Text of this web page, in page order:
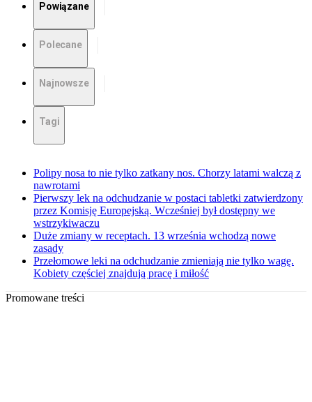
Powiązane
Polecane
Najnowsze
Tagi
Polipy nosa to nie tylko zatkany nos. Chorzy latami walczą z
nawrotami
Pierwszy lek na odchudzanie w postaci tabletki zatwierdzony
przez Komisję Europejską. Wcześniej był dostępny we
wstrzykiwaczu
Duże zmiany w receptach. 13 września wchodzą nowe
zasady
Przełomowe leki na odchudzanie zmieniają nie tylko wagę.
Kobiety częściej znajdują pracę i miłość
Promowane treści